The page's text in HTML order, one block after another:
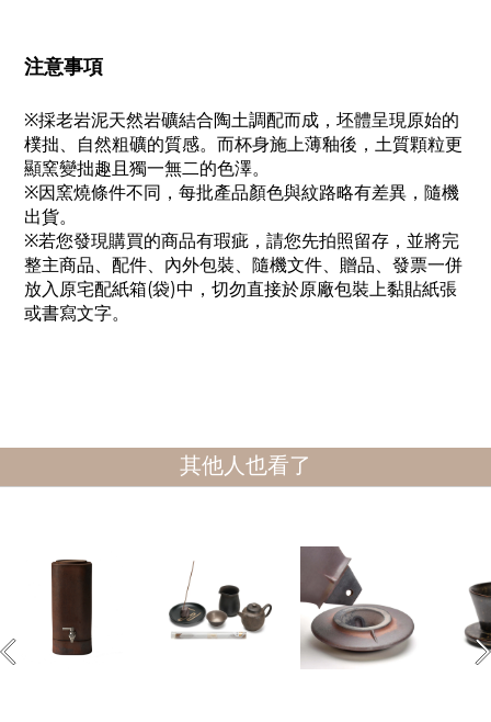
注意事項
※採老岩泥天然岩礦結合陶土調配而成，坯體呈現原始的
樸拙、自然粗礦的質感。而杯身施上薄釉後，土質顆粒更
顯窯變拙趣且獨一無二的色澤。
※因窯燒條件不同，每批產品顏色與紋路略有差異，隨機
出貨。
※若您發現購買的商品有瑕疵，請您先拍照留存，並將完
整主商品、配件、內外包裝、隨機文件、贈品、發票一併
放入原宅配紙箱(袋)中，切勿直接於原廠包裝上黏貼紙張
或書寫文字。
其他人也看了